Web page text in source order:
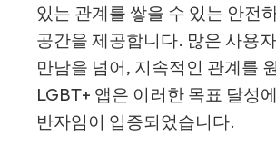
있는 관계를 쌓을 수 있는 안전
공간을 제공합니다. 많은 사용
만남을 넘어, 지속적인 관계를
LGBT+ 앱은 이러한 목표 달성
반자임이 입증되었습니다.